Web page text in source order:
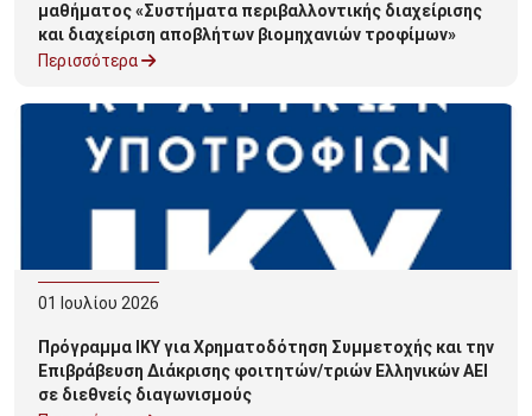
μαθήματος «Συστήματα περιβαλλοντικής διαχείρισης
και διαχείριση αποβλήτων βιομηχανιών τροφίμων»
Περισσότερα
01 Ιουλίου 2026
Πρόγραμμα ΙΚΥ για Χρηματοδότηση Συμμετοχής και την
Επιβράβευση Διάκρισης φοιτητών/τριών Ελληνικών ΑΕΙ
σε διεθνείς διαγωνισμούς